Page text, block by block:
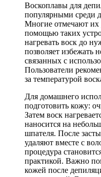
Воскоплавы для
популярными среди
Многие отмечают их
помощью таких
нагревать воск до
позволяет избежать
связанных с
Пользователи
за температурой
Для домашнего
подготовить кожу:
Затем воск
наносится на
шпателя. После
удаляют вместе с
процедура
практикой. Важно
кожей после